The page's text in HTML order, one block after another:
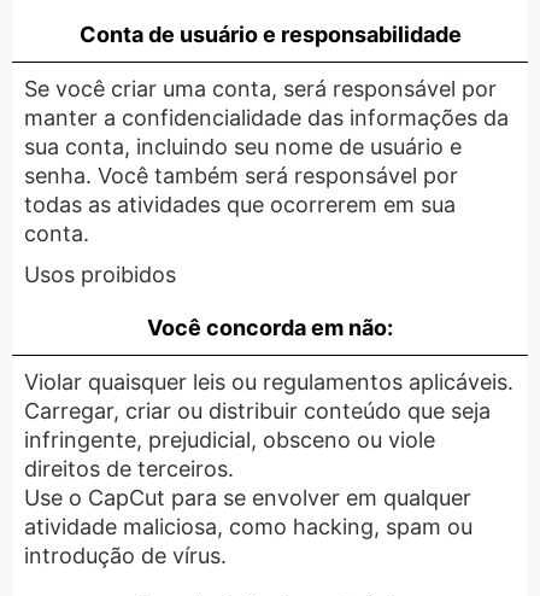
Conta de usuário e responsabilidade
Se você criar uma conta, será responsável por
manter a confidencialidade das informações da
sua conta, incluindo seu nome de usuário e
senha. Você também será responsável por
todas as atividades que ocorrerem em sua
conta.
Usos proibidos
Você concorda em não:
Violar quaisquer leis ou regulamentos aplicáveis.
Carregar, criar ou distribuir conteúdo que seja
infringente, prejudicial, obsceno ou viole
direitos de terceiros.
Use o CapCut para se envolver em qualquer
atividade maliciosa, como hacking, spam ou
introdução de vírus.